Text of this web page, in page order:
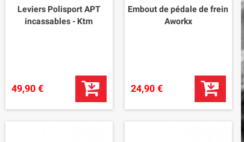
Leviers Polisport APT
incassables - Ktm
49,90 €
Embout de pédale de frein
Aworkx
24,90 €